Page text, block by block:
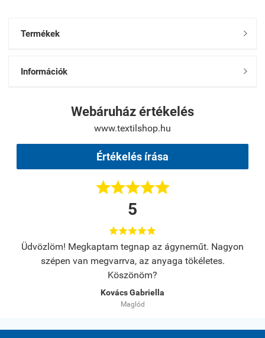
Termékek 
Információk 
Webáruház értékelés
www.textilshop.hu
Értékelés írása

5

Üdvözlöm! Megkaptam tegnap az ágyneműt. Nagyon
szépen van megvarrva, az anyaga tökéletes.
Köszönöm?
Kovács Gabriella
Maglód